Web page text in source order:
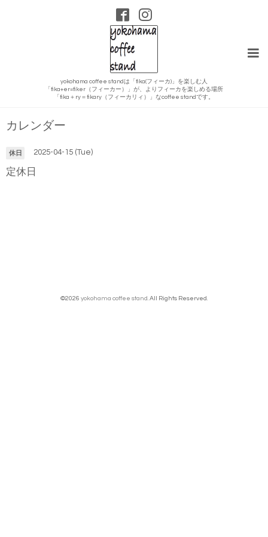
yokohama coffee standは「fika(フィーカ)」を楽しむ人
「fika+er=fiker（フィーカー）」が、よりフィーカを楽しめる場所
「fika＋ry＝fikary（フィーカリィ）」なcoffee standです。
カレンダー
休日 2025-04-15 (Tue)
定休日
©2026 yokohama coffee stand. All Rights Reserved.